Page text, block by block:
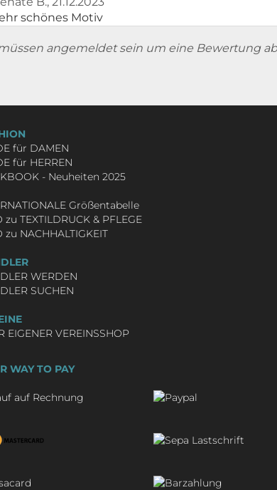
schönes Motiv
angemeldet sein um eine Bewertung
für DAMEN
für HERREN
- Neuheiten 2025
Größentabelle
zu TEXTILDRUCK & PFLEGE
zu NACHHALTIGKEIT
WERDEN
SUCHEN
EIGENER VEREINSSHOP
WAY TO PAY